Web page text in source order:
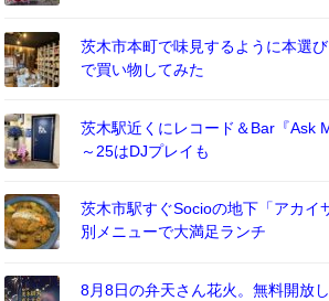
茨木市本町で味見するように本選び
で買い物してみた
茨木駅近くにレコード＆Bar『Ask
～25はDJプレイも
茨木市駅すぐSocioの地下「アカイ
別メニューで大満足ランチ
8月8日の弁天さん花火。無料開放